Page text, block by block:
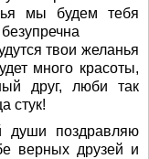
мы будем тебя
твои желанья
много красоты,
друг, люби так
стук!
души поздравляю
верных друзей и